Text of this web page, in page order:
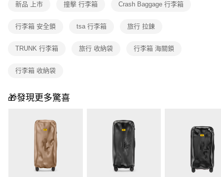
新品 上市 撞擊 行李箱 Crash Baggage 行李箱
行李箱 安全鎖 tsa 行李箱 旅行 拉鍊
TRUNK 行李箱 旅行 收納袋 行李箱 海關鎖
行李箱 收納袋
🎁發現更多驚喜